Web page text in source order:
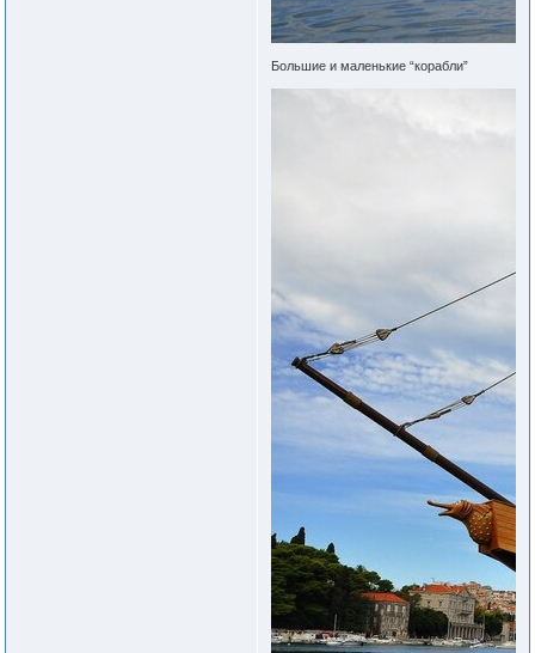
Большие и маленькие “корабли”